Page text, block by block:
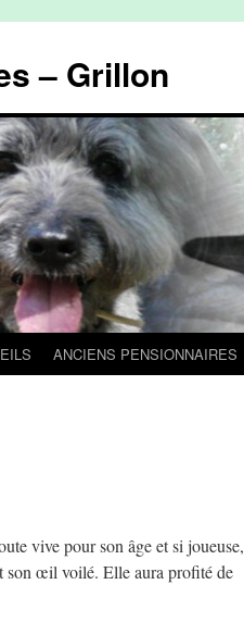
– Grillon
ANCIENS PENSIONNAIRES
vive pour son âge et si joueuse,
son œil voilé. Elle aura profité de